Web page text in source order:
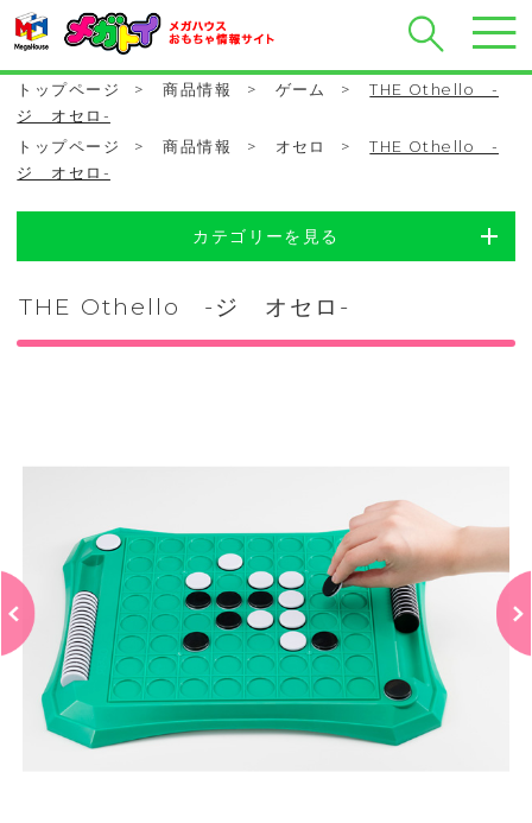
トップページ > 商品情報 > ゲーム >
THE Othello -
ジ オセロ-
トップページ
> 商品情報 > オセロ >
THE Othello -
ジ オセロ-
カテゴリーを見る
THE Othello -ジ オセロ-